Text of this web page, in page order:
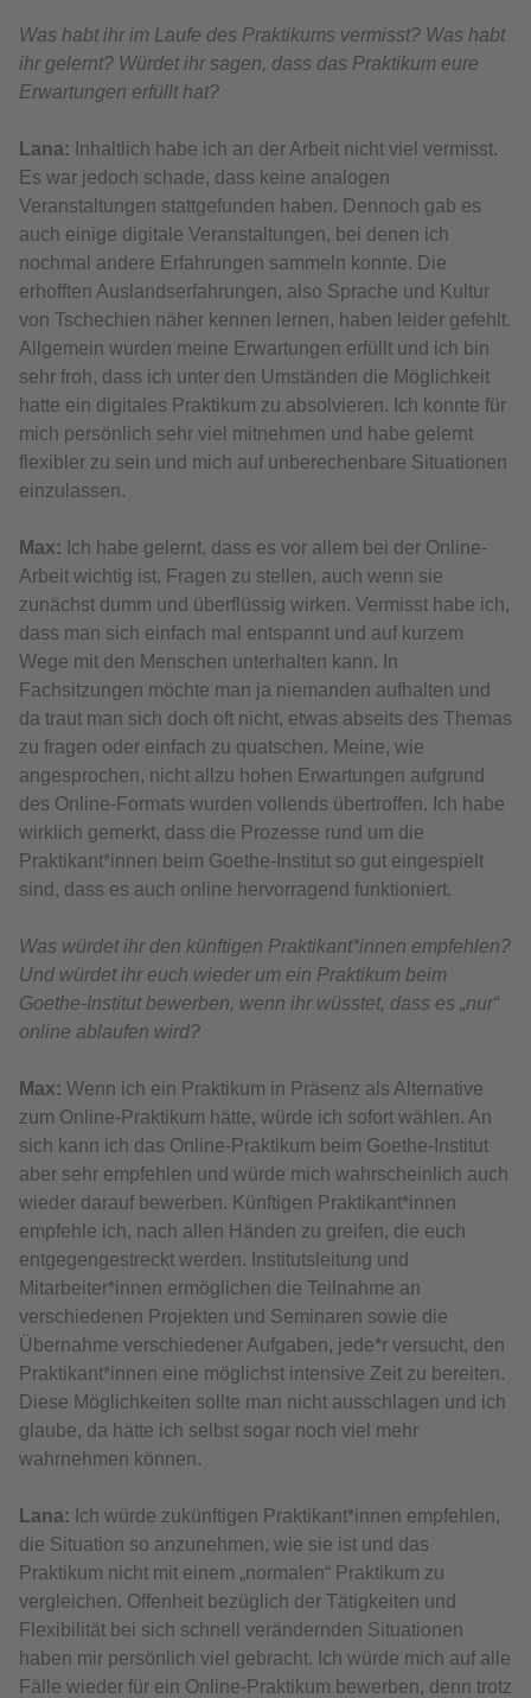
Was habt ihr im Laufe des Praktikums vermisst? Was habt
ihr gelernt? Würdet ihr sagen, dass das Praktikum eure
Erwartungen erfüllt hat?
Lana: Inhaltlich habe ich an der Arbeit nicht viel vermisst.
Es war jedoch schade, dass keine analogen
Veranstaltungen stattgefunden haben. Dennoch gab es
auch einige digitale Veranstaltungen, bei denen ich
nochmal andere Erfahrungen sammeln konnte. Die
erhofften Auslandserfahrungen, also Sprache und Kultur
von Tschechien näher kennen lernen, haben leider gefehlt.
Allgemein wurden meine Erwartungen erfüllt und ich bin
sehr froh, dass ich unter den Umständen die Möglichkeit
hatte ein digitales Praktikum zu absolvieren. Ich konnte für
mich persönlich sehr viel mitnehmen und habe gelernt
flexibler zu sein und mich auf unberechenbare Situationen
einzulassen.
Max: Ich habe gelernt, dass es vor allem bei der Online-
Arbeit wichtig ist, Fragen zu stellen, auch wenn sie
zunächst dumm und überflüssig wirken. Vermisst habe ich,
dass man sich einfach mal entspannt und auf kurzem
Wege mit den Menschen unterhalten kann. In
Fachsitzungen möchte man ja niemanden aufhalten und
da traut man sich doch oft nicht, etwas abseits des Themas
zu fragen oder einfach zu quatschen. Meine, wie
angesprochen, nicht allzu hohen Erwartungen aufgrund
des Online-Formats wurden vollends übertroffen. Ich habe
wirklich gemerkt, dass die Prozesse rund um die
Praktikant*innen beim Goethe-Institut so gut eingespielt
sind, dass es auch online hervorragend funktioniert.
Was würdet ihr den künftigen Praktikant*innen empfehlen?
Und würdet ihr euch wieder um ein Praktikum beim
Goethe-Institut bewerben, wenn ihr wüsstet, dass es „nur“
online ablaufen wird?
Max: Wenn ich ein Praktikum in Präsenz als Alternative
zum Online-Praktikum hätte, würde ich sofort wählen. An
sich kann ich das Online-Praktikum beim Goethe-Institut
aber sehr empfehlen und würde mich wahrscheinlich auch
wieder darauf bewerben. Künftigen Praktikant*innen
empfehle ich, nach allen Händen zu greifen, die euch
entgegengestreckt werden. Institutsleitung und
Mitarbeiter*innen ermöglichen die Teilnahme an
verschiedenen Projekten und Seminaren sowie die
Übernahme verschiedener Aufgaben, jede*r versucht, den
Praktikant*innen eine möglichst intensive Zeit zu bereiten.
Diese Möglichkeiten sollte man nicht ausschlagen und ich
glaube, da hätte ich selbst sogar noch viel mehr
wahrnehmen können.
Lana: Ich würde zukünftigen Praktikant*innen empfehlen,
die Situation so anzunehmen, wie sie ist und das
Praktikum nicht mit einem „normalen“ Praktikum zu
vergleichen. Offenheit bezüglich der Tätigkeiten und
Flexibilität bei sich schnell verändernden Situationen
haben mir persönlich viel gebracht. Ich würde mich auf alle
Fälle wieder für ein Online-Praktikum bewerben, denn trotz